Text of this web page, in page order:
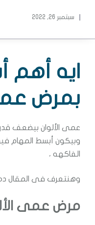
سبتمبر 26, 2022
ايه أهم
بمرض عمى
عمى الألوان بيضعف قدرة
وبيكون أبسط المهام فيها
الفاكهه ،
وهنتعرف فى المقال ده
مرض عمى